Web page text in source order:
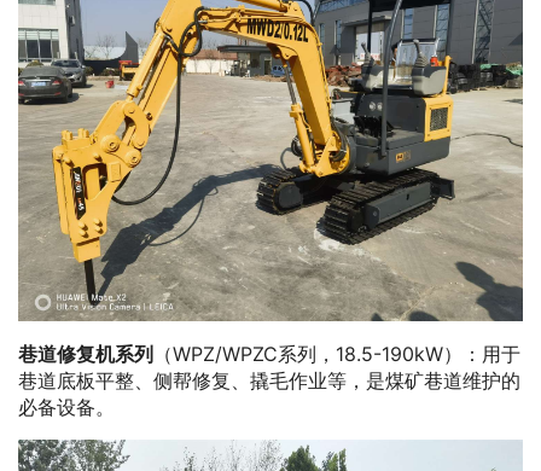
巷道修复机系列
（WPZ/WPZC系列，18.5-190kW）：用于
巷道底板平整、侧帮修复、撬毛作业等，是煤矿巷道维护的
必备设备。